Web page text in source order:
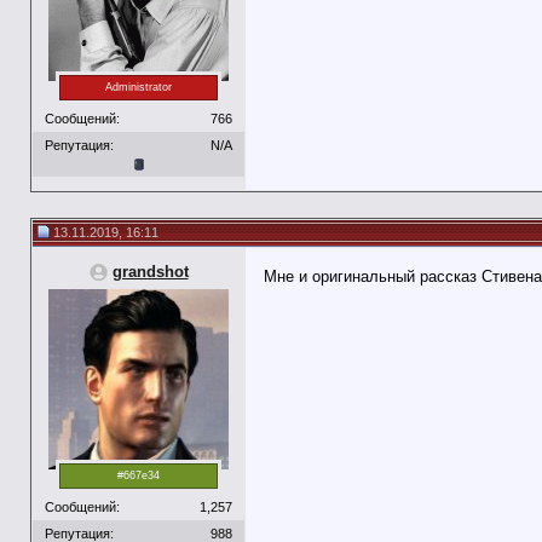
Administrator
Сообщений:
766
Репутация:
N/A
13.11.2019, 16:11
grandshot
#667e34
Сообщений:
1,257
Репутация:
988
Мне и оригинальный рассказ